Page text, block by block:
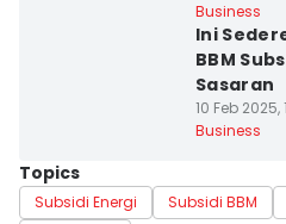
Business
Ini
BBM
Sasaran
10 Feb 2025,
Business
Topics
Subsidi Energi Subsidi BBM